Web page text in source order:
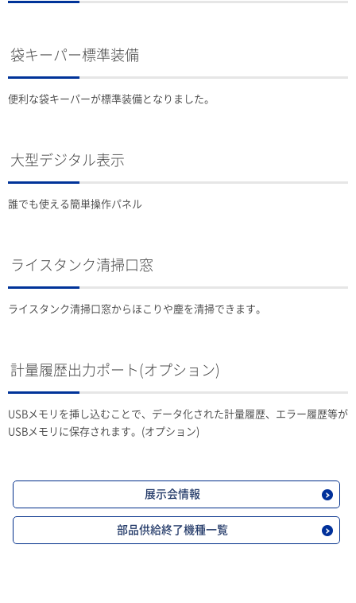
袋キーパー標準装備
便利な袋キーパーが標準装備となりました。
大型デジタル表示
誰でも使える簡単操作パネル
ライスタンク清掃口窓
ライスタンク清掃口窓からほこりや塵を清掃できます。
計量履歴出力ポート(オプション)
USBメモリを挿し込むことで、データ化された計量履歴、エラー履歴等が
USBメモリに保存されます。(オプション)
展示会情報
部品供給終了機種一覧